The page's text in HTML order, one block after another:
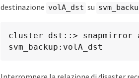
destinazione volA_dst su
cluster_dst::> snapmirror
svm_backup:volA_dst